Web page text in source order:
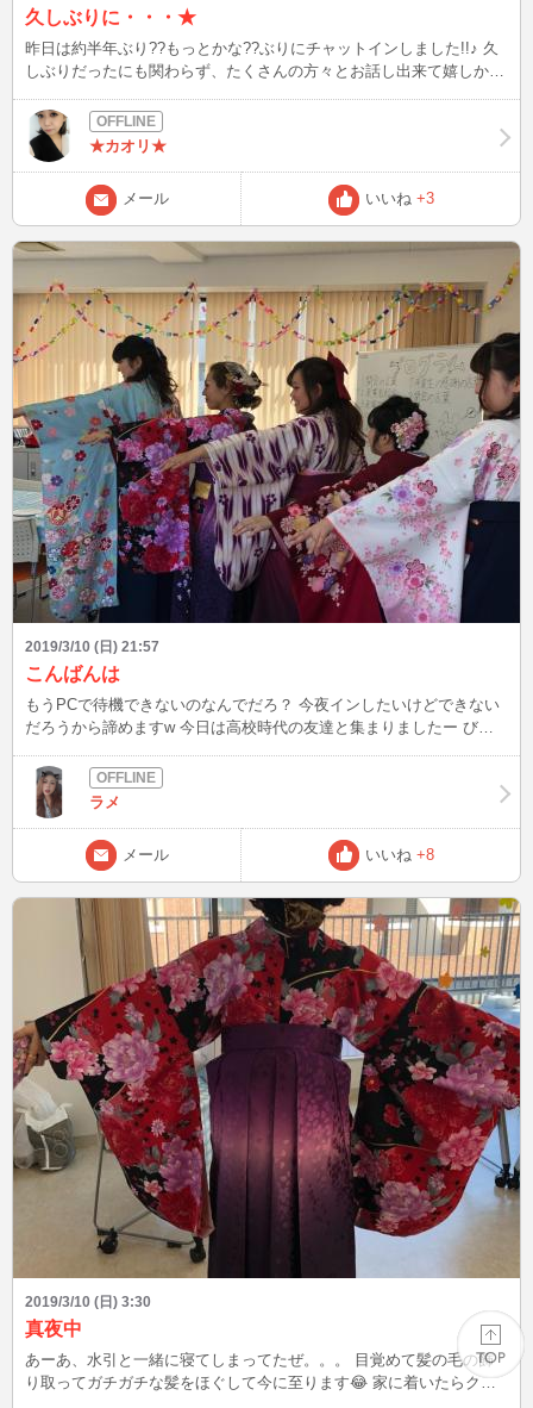
久しぶりに・・・★
昨日は約半年ぶり??もっとかな??ぶりにチャットインしました!!♪ 久
しぶりだったにも関わらず、たくさんの方々とお話し出来て嬉しかっ
なぁって再確認しました! 今日も夜22時ぐらいからインする予定です
ので、お時間が合う方は是非是非よろしくお願いします♪ 写真は私っ
ぽいからって友達がプレゼントしてくれた猫ちゃんの鏡です☆嬉しか
が・・・笑
★カオリ★
メール いいね +3
2019/3/10 (日) 21:57
こんばんは
もうPCで待機できないのなんでだろ？ 今夜インしたいけどできない
だろうから諦めますw 今日は高校時代の友達と集まりましたー びし
ラメ
メール いいね +8
2019/3/10 (日) 3:30
真夜中
あーあ、水引と一緒に寝てしまってたぜ。。。 目覚めて髪の毛の飾
り取ってガチガチな髪をほぐして今に至ります😂 家に着いたらクラ